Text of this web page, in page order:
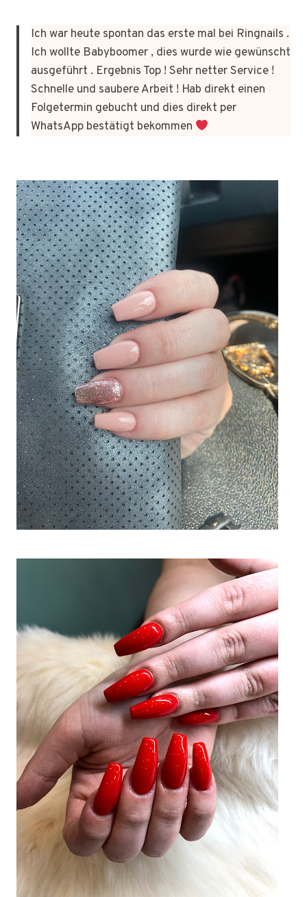
Ich war heute spontan das erste mal bei Ringnails .
Ich wollte Babyboomer , dies wurde wie gewünscht
ausgeführt . Ergebnis Top ! Sehr netter Service !
Schnelle und saubere Arbeit ! Hab direkt einen
Folgetermin gebucht und dies direkt per
WhatsApp bestätigt bekommen